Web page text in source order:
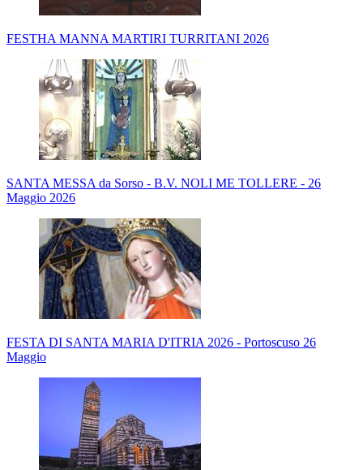
FESTHA MANNA MARTIRI TURRITANI 2026
SANTA MESSA da Sorso - B.V. NOLI ME TOLLERE - 26
Maggio 2026
FESTA DI SANTA MARIA D'ITRIA 2026 - Portoscuso 26
Maggio